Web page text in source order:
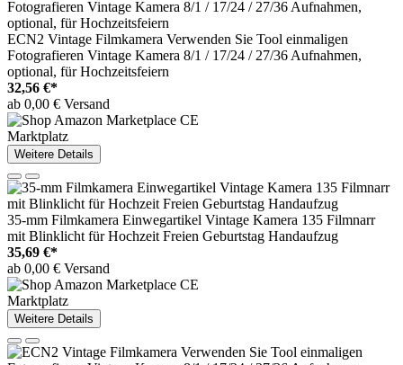
ECN2 Vintage Filmkamera Verwenden Sie Tool einmaligen
Fotografieren Vintage Kamera 8/1 / 17/24 / 27/36 Aufnahmen,
optional, für Hochzeitsfeiern
32,56 €*
ab 0,00 € Versand
Marktplatz
Weitere Details
35-mm Filmkamera Einwegartikel Vintage Kamera 135 Filmnarr
mit Blinklicht für Hochzeit Freien Geburtstag Handaufzug
35,69 €*
ab 0,00 € Versand
Marktplatz
Weitere Details